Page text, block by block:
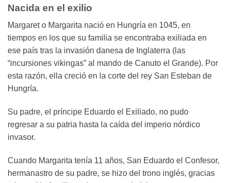
Nacida en el exilio
Margaret o Margarita nació en Hungría en 1045, en
tiempos en los que su familia se encontraba exiliada en
ese país tras la invasión danesa de Inglaterra (las
“incursiones vikingas” al mando de Canuto el Grande). Por
esta razón, ella creció en la corte del rey San Esteban de
Hungría.
Su padre, el príncipe Eduardo el Exiliado, no pudo
regresar a su patria hasta la caída del imperio nórdico
invasor.
Cuando Margarita tenía 11 años, San Eduardo el Confesor,
hermanastro de su padre, se hizo del trono inglés, gracias